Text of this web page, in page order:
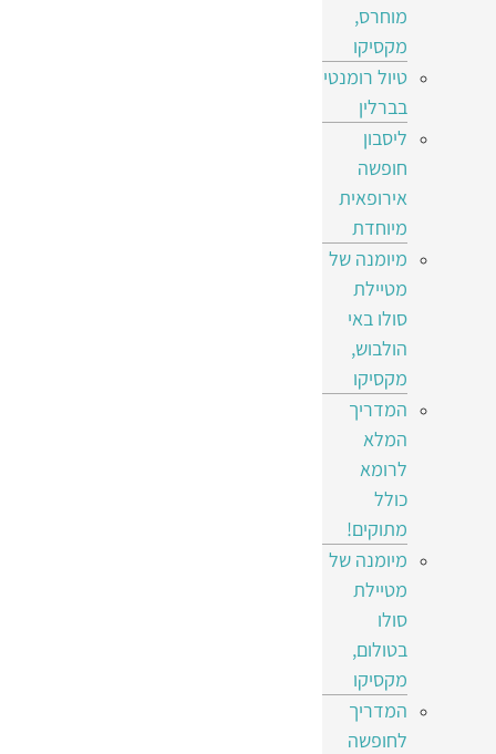
מוחרס,
מקסיקו
טיול רומנטי
בברלין
ליסבון
חופשה
אירופאית
מיוחדת
מיומנה של
מטיילת
סולו באי
הולבוש,
מקסיקו
המדריך
המלא
לרומא
כולל
מתוקים!
מיומנה של
מטיילת
סולו
בטולום,
מקסיקו
המדריך
לחופשה